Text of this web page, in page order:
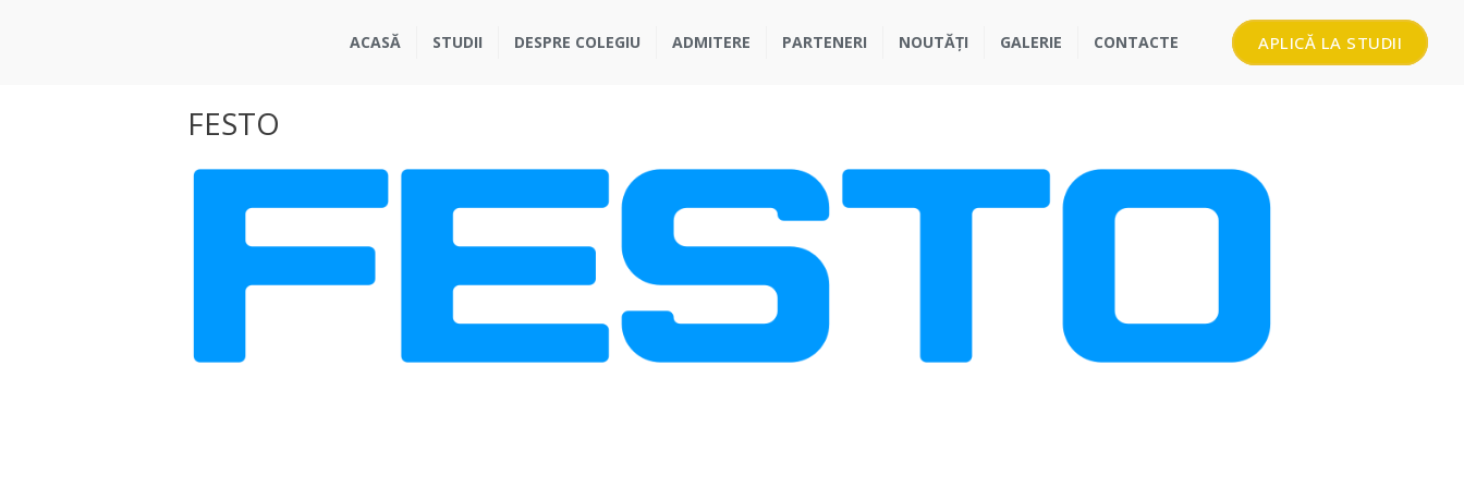
ACASĂ STUDII DESPRE COLEGIU ADMITERE PARTENERI NOUTĂȚI GALERIE CONTACTE APLICĂ LA STUDII
ACASĂ
ADMITERE
PARTENERI
NOUTĂȚI
GALERIE
FESTO